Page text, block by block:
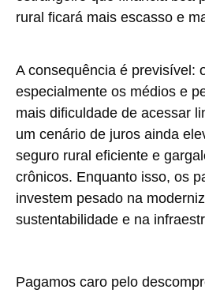
rural ficará mais escasso e
A consequência é previsível:
especialmente os médios e
mais dificuldade de acessar
um cenário de juros ainda
seguro rural eficiente e
crônicos. Enquanto isso, os
investem pesado na
sustentabilidade e na
Pagamos caro pelo